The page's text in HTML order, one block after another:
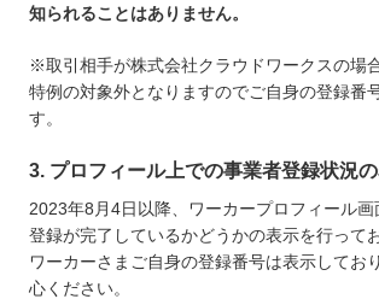
知られることはありません。
※取引相手が株式会社クラウドワークスの場
特例の対象外となりますのでご自身の登録番
す。
3. プロフィール上での事業者登録状況
2023年8月4日以降、ワーカープロフィール
登録が完了しているかどうかの表示を行って
ワーカーさまご自身の登録番号は表示してお
心ください。